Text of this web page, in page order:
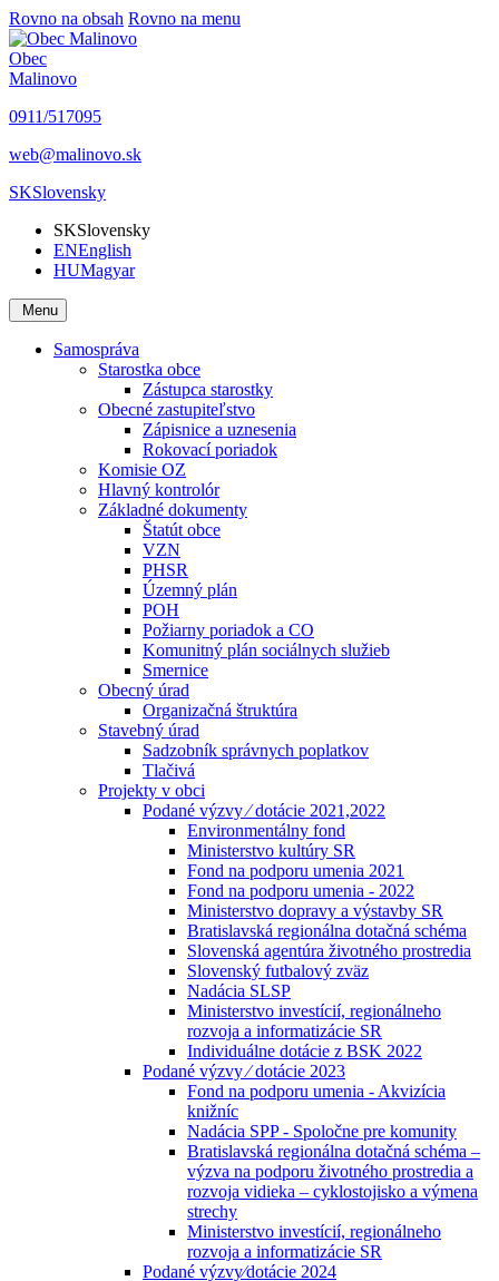
Rovno na obsah Rovno na menu
Obec
Malinovo
0911/517095
web@malinovo.sk
SKSlovensky
SKSlovensky
ENEnglish
HUMagyar
Menu
Samospráva
Starostka obce
Zástupca starostky
Obecné zastupiteľstvo
Zápisnice a uznesenia
Rokovací poriadok
Komisie OZ
Hlavný kontrolór
Základné dokumenty
Štatút obce
VZN
PHSR
Územný plán
POH
Požiarny poriadok a CO
Komunitný plán sociálnych služieb
Smernice
Obecný úrad
Organizačná štruktúra
Stavebný úrad
Sadzobník správnych poplatkov
Tlačivá
Projekty v obci
Podané výzvy ⁄ dotácie 2021,2022
Environmentálny fond
Ministerstvo kultúry SR
Fond na podporu umenia 2021
Fond na podporu umenia - 2022
Ministerstvo dopravy a výstavby SR
Bratislavská regionálna dotačná schéma
Slovenská agentúra životného prostredia
Slovenský futbalový zväz
Nadácia SLSP
Ministerstvo investícií, regionálneho
rozvoja a informatizácie SR
Individuálne dotácie z BSK 2022
Podané výzvy ⁄ dotácie 2023
Fond na podporu umenia - Akvizícia
knižníc
Nadácia SPP - Spoločne pre komunity
Bratislavská regionálna dotačná schéma –
výzva na podporu životného prostredia a
rozvoja vidieka – cyklostojisko a výmena
strechy
Ministerstvo investícií, regionálneho
rozvoja a informatizácie SR
Podané výzvy⁄dotácie 2024